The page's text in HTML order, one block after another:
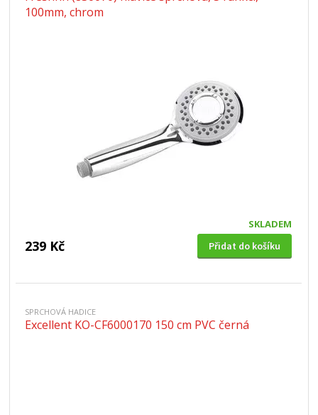
100mm, chrom
SKLADEM
239 Kč Přidat do košíku
SPRCHOVÁ HADICE
Excellent KO-CF6000170 150 cm PVC černá